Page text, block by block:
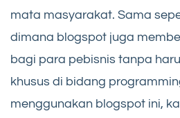
mata masyarakat. Sama
dimana blogspot juga
bagi para pebisnis tanpa
khusus di bidang
menggunakan blogspot ini,